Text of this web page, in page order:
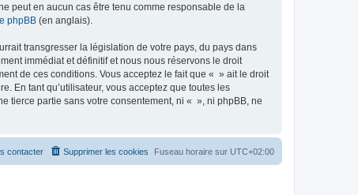
peut en aucun cas être tenu comme responsable de la
phpBB (en anglais).
transgresser la législation de votre pays, du pays dans
immédiat et définitif et nous nous réservons le droit
de ces conditions. Vous acceptez le fait que « » ait le droit
En tant qu’utilisateur, vous acceptez que toutes les
tierce partie sans votre consentement, ni « », ni phpBB, ne
Fuseau horaire sur UTC+02:00
Supprimer les cookies
contacter